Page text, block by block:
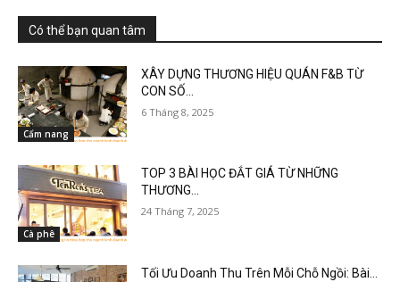
Có thể bạn quan tâm
Cẩm nang
XÂY DỰNG THƯƠNG HIỆU QUÁN F&B TỪ
CON SỐ...
6 Tháng 8, 2025
Cà phê
TOP 3 BÀI HỌC ĐẮT GIÁ TỪ NHỮNG
THƯƠNG...
24 Tháng 7, 2025
Tối Ưu Doanh Thu Trên Mỗi Chỗ Ngồi: Bài...